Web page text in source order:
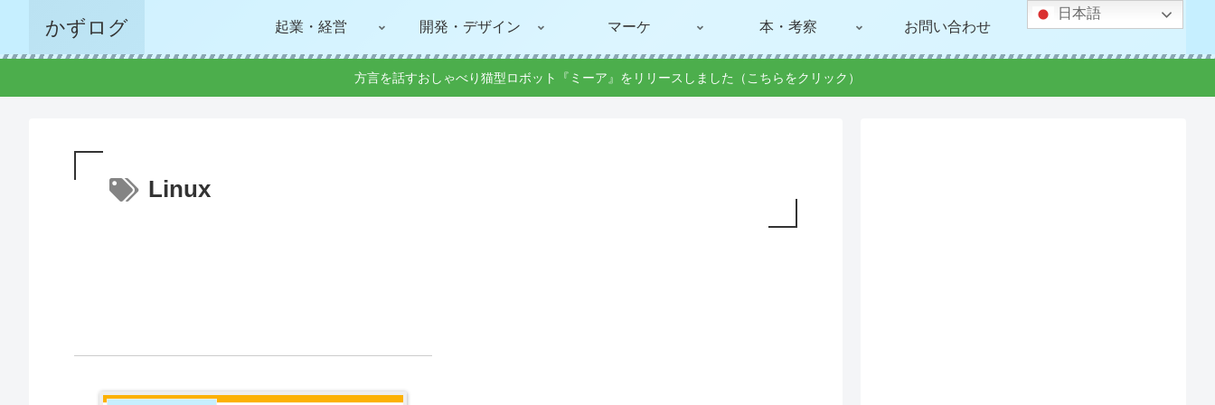
かずログ 起業・経営 開発・デザイン マーケ 本・考察 お問い合わせ
日本語
方言を話すおしゃべり猫型ロボット『ミーア』をリリースしました（こちらをクリック）
Linux